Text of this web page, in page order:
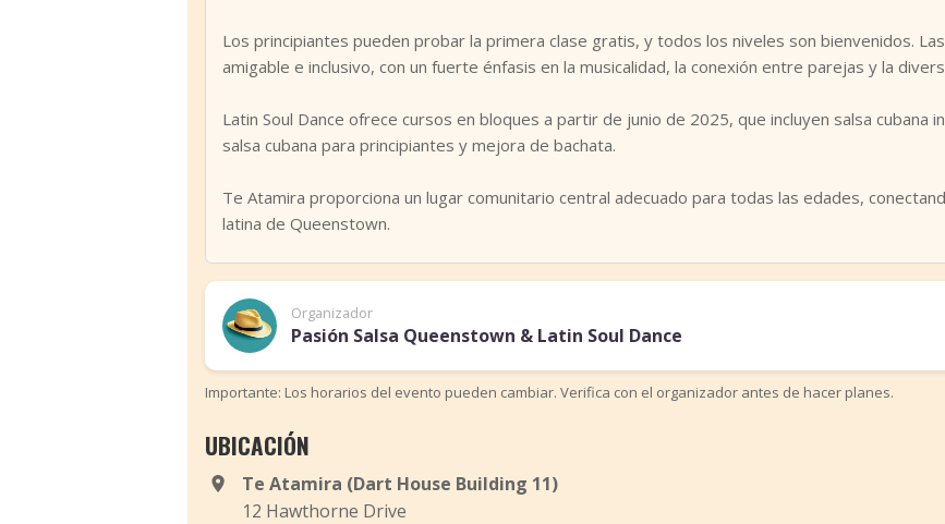
Los principiantes pueden probar la primera clase gratis, y todos los niveles son bienvenidos.
amigable e inclusivo, con un fuerte énfasis en la musicalidad, la conexión entre parejas y la
Latin Soul Dance ofrece cursos en bloques a partir de junio de 2025, que incluyen salsa cubana
salsa cubana para principiantes y mejora de bachata.
Te Atamira proporciona un lugar comunitario central adecuado para todas las edades,
latina de Queenstown.
Organizador
Pasión Salsa Queenstown & Latin Soul Dance
Importante: Los horarios del evento pueden cambiar. Verifica con el organizador antes de hacer planes.
UBICACIÓN
Te Atamira (Dart House Building 11)
12 Hawthorne Drive